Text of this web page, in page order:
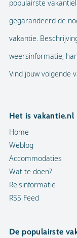
populairste
gegarandeerd de
vakantie.
weersinformatie,
Vind jouw volgende
Het is vakantie.nl
Home
Weblog
Accommodaties
Wat te doen?
Reisinformatie
RSS Feed
De populairste